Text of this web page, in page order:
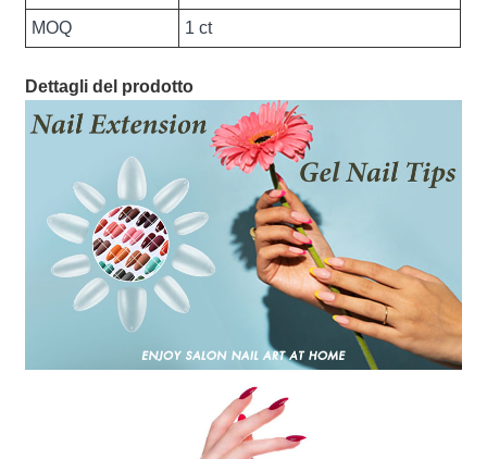
MOQ 1 ct
Dettagli del prodotto